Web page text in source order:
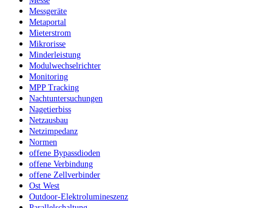
Messgeräte
Metaportal
Mieterstrom
Mikrorisse
Minderleistung
Modulwechselrichter
Monitoring
MPP Tracking
Nachtuntersuchungen
Nagetierbiss
Netzausbau
Netzimpedanz
Normen
offene Bypassdioden
offene Verbindung
offene Zellverbinder
Ost West
Outdoor-Elektrolumineszenz